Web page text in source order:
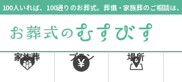
100人いれば、100通りのお葬式。葬儀・家族葬のご相談は
家族葬 プラン 場所